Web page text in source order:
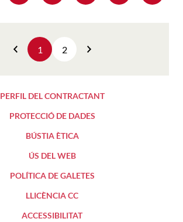
Anterior
1 2
PERFIL DEL CONTRACTANT
PROTECCIÓ DE DADES
BÚSTIA ÈTICA
ÚS DEL WEB
POLÍTICA DE GALETES
LLICÈNCIA CC
ACCESSIBILITAT